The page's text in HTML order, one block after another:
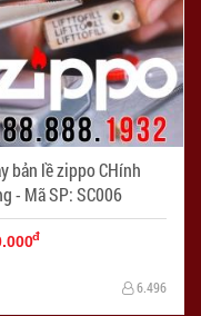
bản lề zippo CHính
Hãng - Mã SP: SC006
đ
6.496